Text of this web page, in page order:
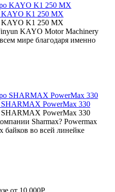
KAYO K1 250 MX
KAYO K1 250 MX
KAYO Motor Machinery
мире благодаря именно
PowerMax 330
PowerMax 330
Sharmax? Powermax
во всей линейке
от 10.000Р